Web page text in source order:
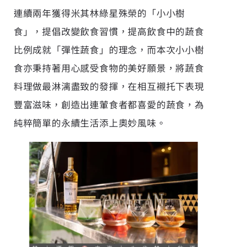
連續兩年獲得米其林綠星殊榮的「小小樹
食」，提倡改變飲食習慣，提高飲食中的蔬食
比例成就「彈性蔬食」的理念，而本次小小樹
食亦秉持著用心感受食物的美好願景，將蔬食
料理做最淋漓盡致的發揮，在相互襯托下表現
豐富滋味，創造出連葷食者都喜愛的蔬食，為
純粹簡單的永續生活添上奧妙風味。